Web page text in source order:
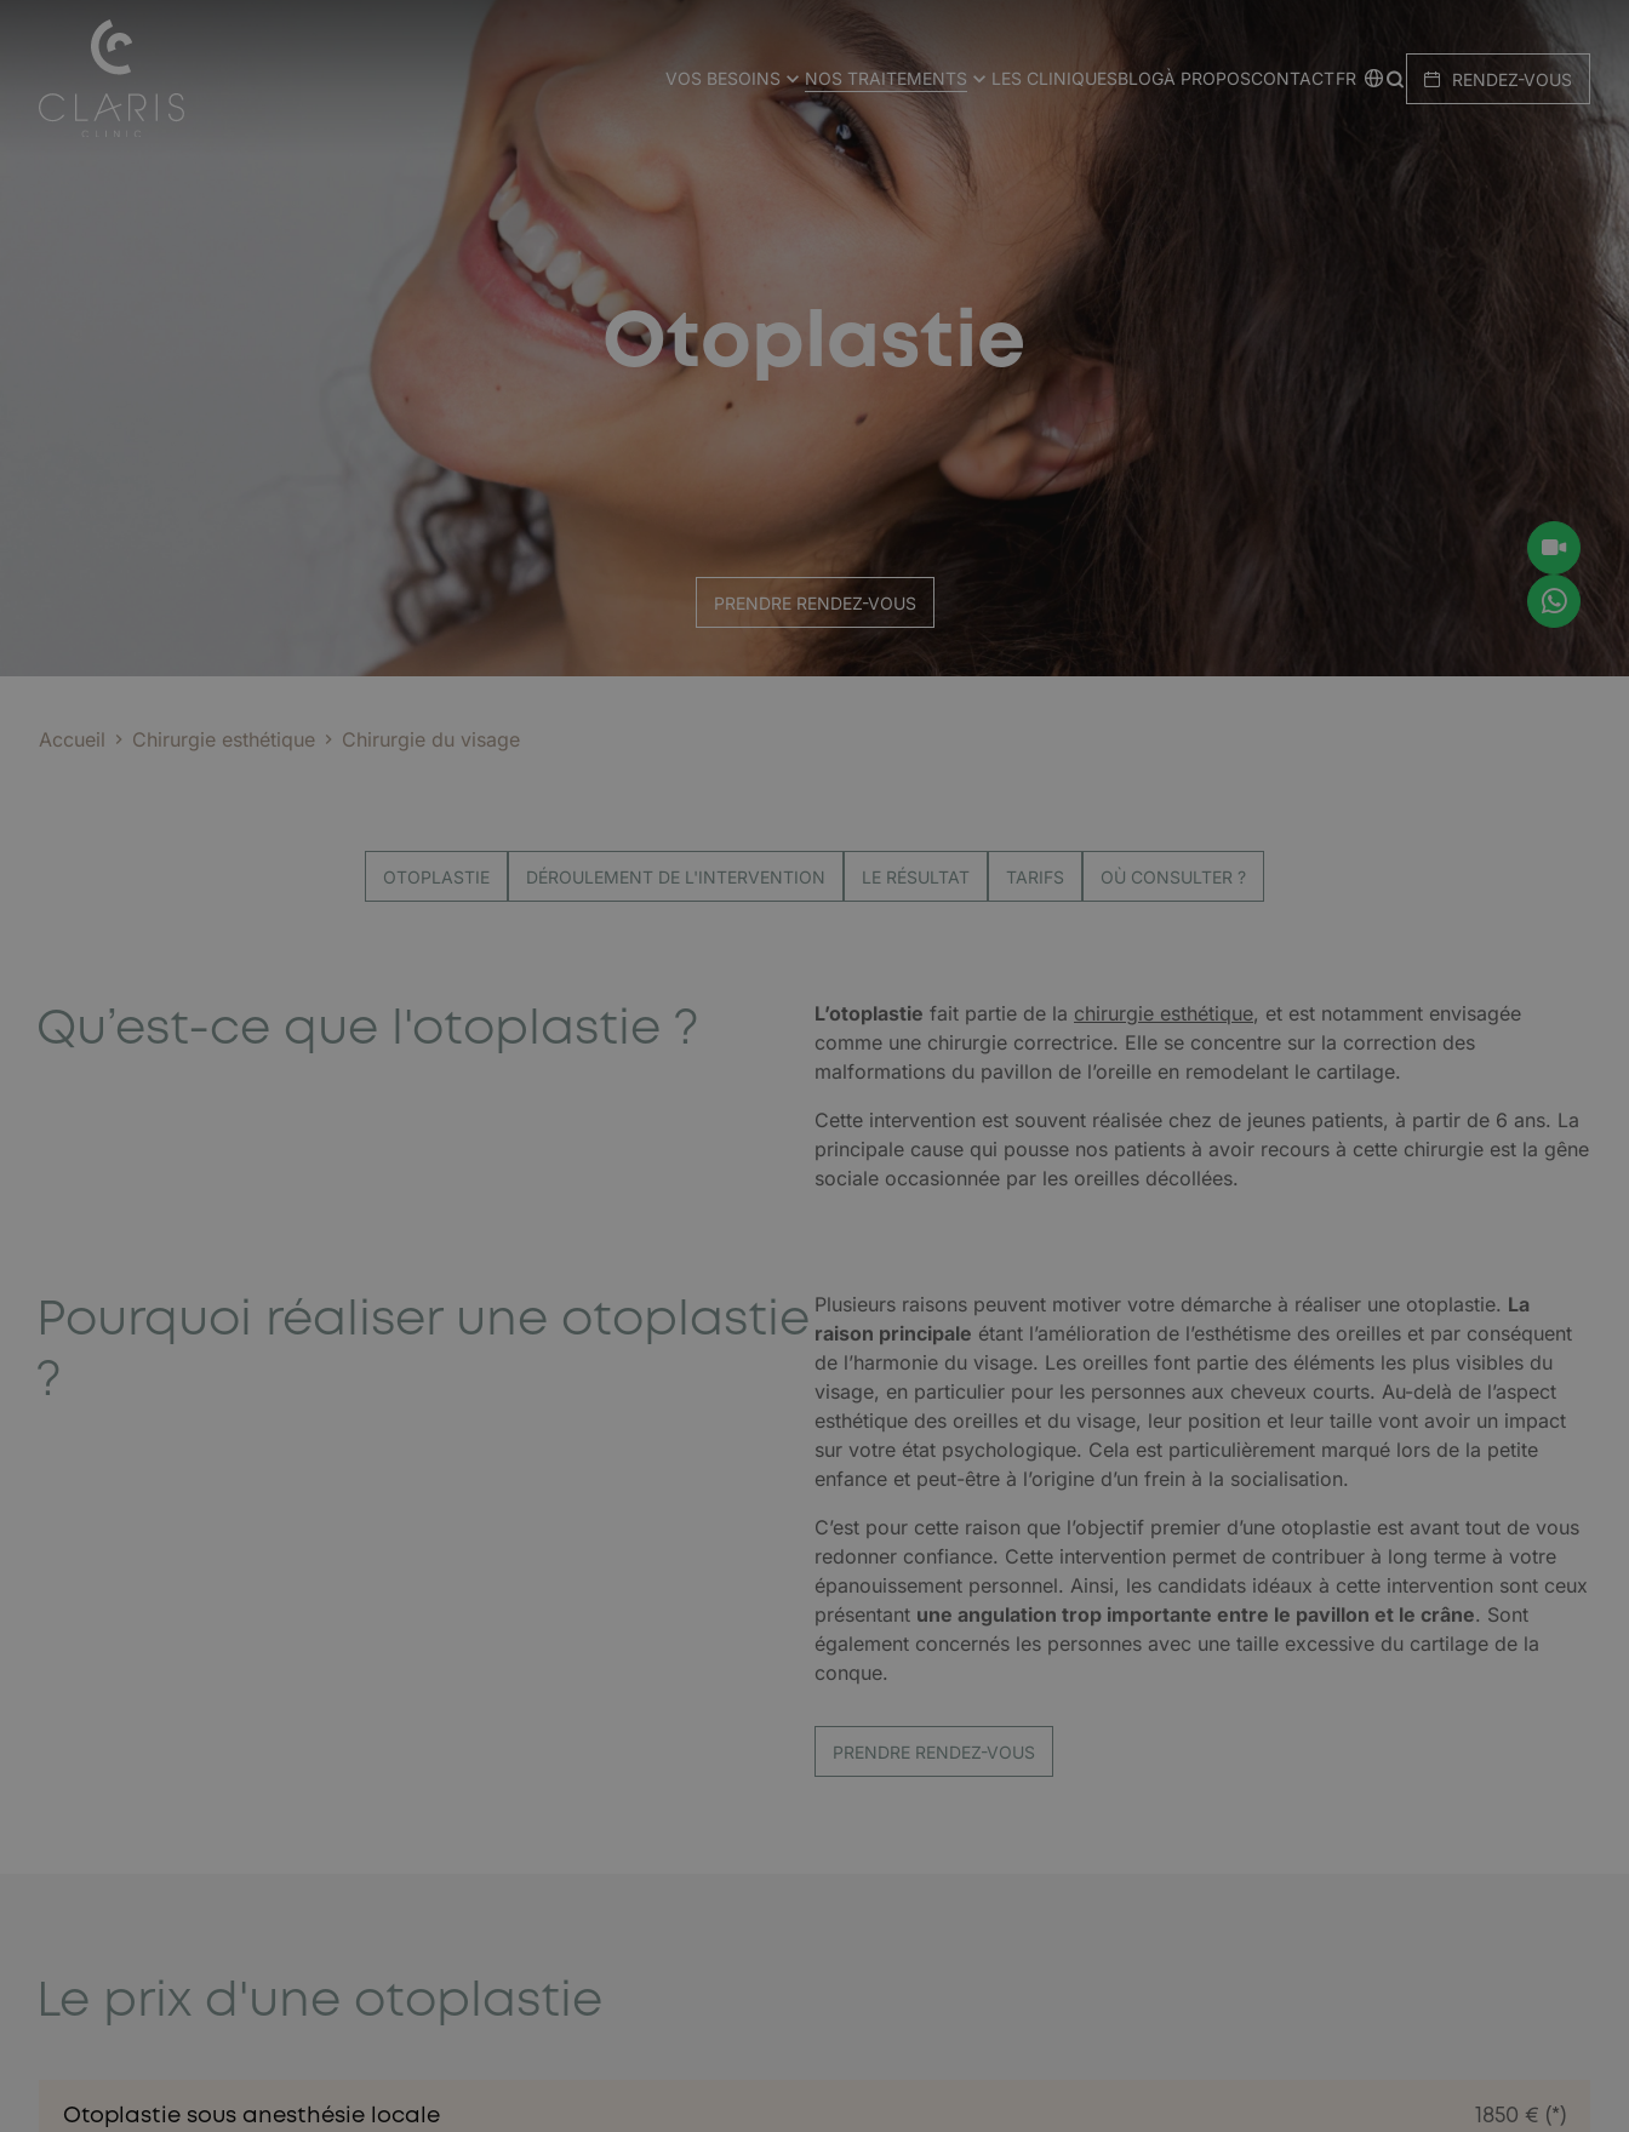
VOS BESOINS NOS TRAITEMENTS LES CLINIQUESBLOGÀ PROPOSCONTACTFR RENDEZ-VOUS
Otoplastie
PRENDRE RENDEZ-VOUS
Accueil Chirurgie esthétique Chirurgie du visage
OTOPLASTIE DÉROULEMENT DE L'INTERVENTION LE RÉSULTAT TARIFS OÙ CONSULTER ?
Qu’est-ce que l'otoplastie ? L’otoplastie fait partie de la chirurgie esthétique, et est notamment envisagée
comme une chirurgie correctrice. Elle se concentre sur la correction des
malformations du pavillon de l’oreille en remodelant le cartilage.
Cette intervention est souvent réalisée chez de jeunes patients, à partir de 6 ans. La
principale cause qui pousse nos patients à avoir recours à cette chirurgie est la gêne
sociale occasionnée par les oreilles décollées.
Pourquoi réaliser une otoplastie
?
Plusieurs raisons peuvent motiver votre démarche à réaliser une otoplastie. La
raison principale étant l’amélioration de l’esthétisme des oreilles et par conséquent
de l’harmonie du visage. Les oreilles font partie des éléments les plus visibles du
visage, en particulier pour les personnes aux cheveux courts. Au-delà de l’aspect
esthétique des oreilles et du visage, leur position et leur taille vont avoir un impact
sur votre état psychologique. Cela est particulièrement marqué lors de la petite
enfance et peut-être à l’origine d’un frein à la socialisation.
C’est pour cette raison que l’objectif premier d’une otoplastie est avant tout de vous
redonner confiance. Cette intervention permet de contribuer à long terme à votre
épanouissement personnel. Ainsi, les candidats idéaux à cette intervention sont ceux
présentant une angulation trop importante entre le pavillon et le crâne. Sont
également concernés les personnes avec une taille excessive du cartilage de la
conque.
PRENDRE RENDEZ-VOUS
Le prix d'une otoplastie
Otoplastie sous anesthésie locale 1850 € (*)